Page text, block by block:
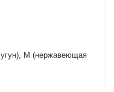
M (нержавеющая